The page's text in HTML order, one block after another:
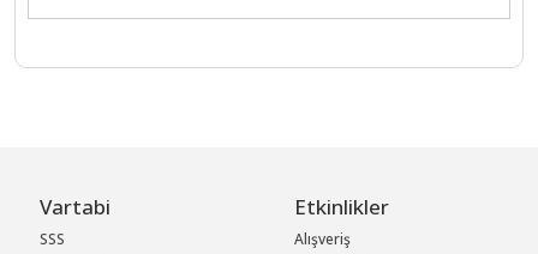
Vartabi
SSS
Etkinlikler
Alışveriş